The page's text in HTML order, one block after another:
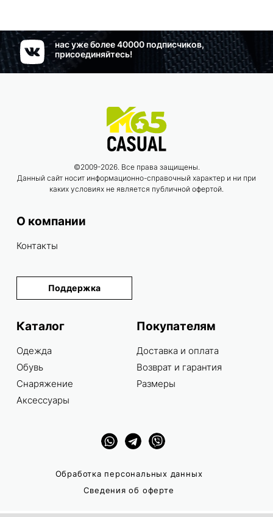
нас уже более 40000 подписчиков,
присоединяйтесь!
©2009-2026. Все права защищены.
Данный сайт носит информационно-справочный характер и ни при
каких условиях не является публичной офертой.
О компании
Контакты
Поддержка
Каталог
Одежда
Обувь
Снаряжение
Аксессуары
Покупателям
Доставка и оплата
Возврат и гарантия
Размеры
Обработка персональных данных
Сведения об оферте